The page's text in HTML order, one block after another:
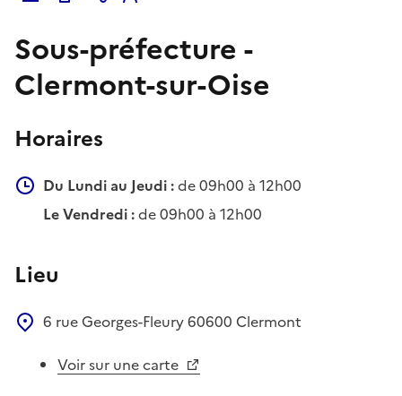
Sous-préfecture -
Clermont-sur-Oise
Horaires
Du Lundi au Jeudi :de 09h00 à 12h00
Le Vendredi :de 09h00 à 12h00
Lieu
6 rue Georges-Fleury60600 Clermont
Voir sur une carte